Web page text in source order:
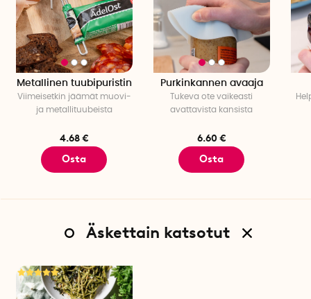
Kannen materiaali: Elintarvikehyväksytt, BPA-vapaa muovi
Silikonimuotti (ei kansi!) on lämmönkestävä 212 °C asti.
Muotti ja kansi voidaan pestä astianpesukoneessa
Muottia ei saa laittaa mikroon. Mikroa käyttäessä tuotteen
takuu raukeaa.
Metallinen tuubipuristin
Viimeisetkin jäämät muovi-
ja metallituubeista
4.68 €
Osta
Purkinkannen avaaja
Tukeva ote vaikeasti
avattavista kansista
6.60 €
Osta
Äskettain katsotut